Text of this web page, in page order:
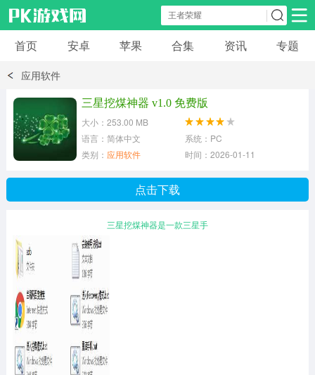
安卓应用 安卓游戏
模拟经营
首页 安卓 苹果 合集 资讯 专题
应用软件
三星挖煤神器 v1.0 免费版
大小：253.00 MB
语言：简体中文
系统：PC
类别： 应用软件 时间：2026-01-11
点击下载
三星挖煤神器是一款三星手